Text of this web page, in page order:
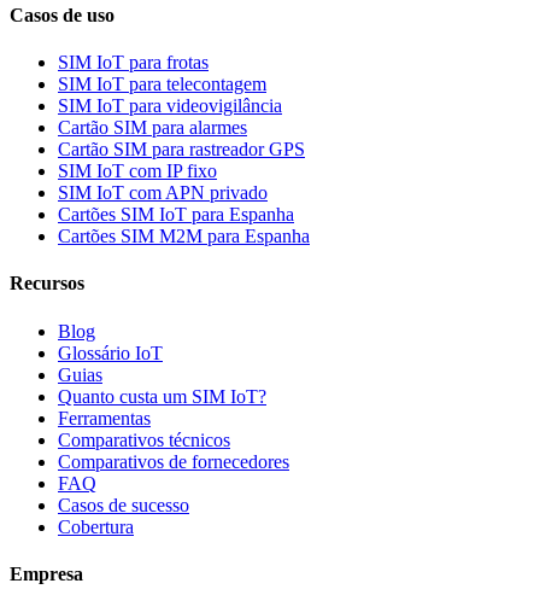
Casos de uso
SIM IoT para frotas
SIM IoT para telecontagem
SIM IoT para videovigilância
Cartão SIM para alarmes
Cartão SIM para rastreador GPS
SIM IoT com IP fixo
SIM IoT com APN privado
Cartões SIM IoT para Espanha
Cartões SIM M2M para Espanha
Recursos
Blog
Glossário IoT
Guias
Quanto custa um SIM IoT?
Ferramentas
Comparativos técnicos
Comparativos de fornecedores
FAQ
Casos de sucesso
Cobertura
Empresa